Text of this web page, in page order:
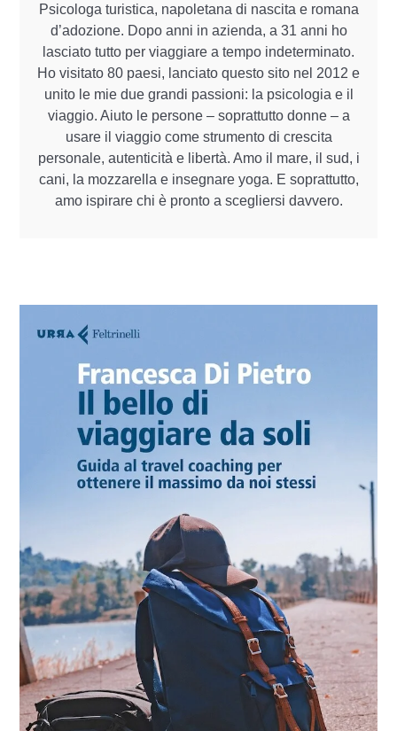
Psicologa turistica, napoletana di nascita e romana
d’adozione. Dopo anni in azienda, a 31 anni ho
lasciato tutto per viaggiare a tempo indeterminato.
Ho visitato 80 paesi, lanciato questo sito nel 2012 e
unito le mie due grandi passioni: la psicologia e il
viaggio. Aiuto le persone – soprattutto donne – a
usare il viaggio come strumento di crescita
personale, autenticità e libertà. Amo il mare, il sud, i
cani, la mozzarella e insegnare yoga. E soprattutto,
amo ispirare chi è pronto a scegliersi davvero.